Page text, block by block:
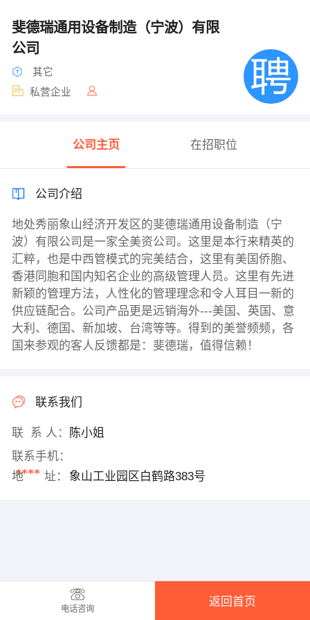
斐德瑞通用设备制造（宁波）有限
公司
其它
私营企业
公司主页 在招职位
公司介绍
地处秀丽象山经济开发区的斐德瑞通用设备制造（宁
波）有限公司是一家全美资公司。这里是本行来精英的
汇粹，也是中西管模式的完美结合，这里有美国侨胞、
香港同胞和国内知名企业的高级管理人员。这里有先进
新颖的管理方法，人性化的管理理念和令人耳目一新的
供应链配合。公司产品更是远销海外---美国、英国、意
大利、德国、新加坡、台湾等等。得到的美誉频频，各
国来参观的客人反馈都是：斐德瑞，值得信赖！
联系我们
联 系 人：
陈小姐
联系手机：
****
地 址： 象山工业园区白鹤路383号
电话咨询
返回首页